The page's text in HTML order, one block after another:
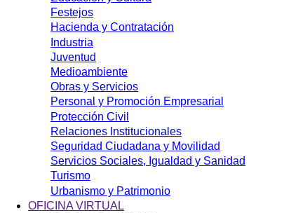
Festejos
Hacienda y Contratación
Industria
Juventud
Medioambiente
Obras y Servicios
Personal y Promoción Empresarial
Protección Civil
Relaciones Institucionales
Seguridad Ciudadana y Movilidad
Servicios Sociales, Igualdad y Sanidad
Turismo
Urbanismo y Patrimonio
OFICINA VIRTUAL